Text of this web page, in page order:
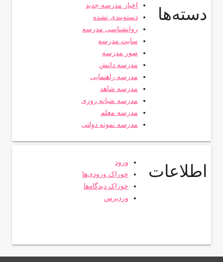
دسته‌ها
اخبار مدرسه جدید
دسته‌بندی نشده
روانشناسی مدرسه
سایت مدرسه
صور مدرسه
مدرسه دانش
مدرسه راهنمایی
مدرسه شاهد
مدرسه شبانه روزی
مدرسه معلم
مدرسه نمونه دولتی
اطلاعات
ورود
خوراک ورودی‌ها
خوراک دیدگاه‌ها
وردپرس